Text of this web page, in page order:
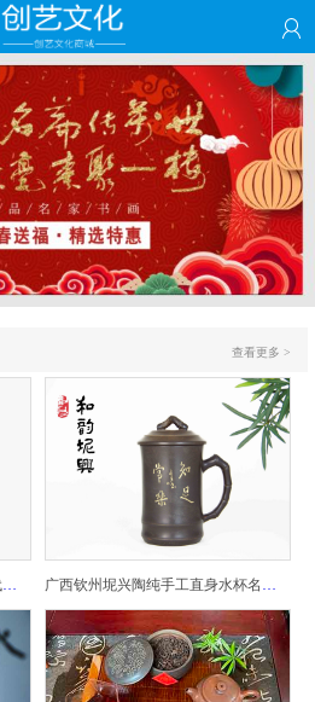
查看更多 >
创艺文化和韵坭兴钦州60—80年代坭兴陶老壶——玉奎壶 广西钦州坭兴陶纯手工直身水杯名家陶瓷大师紫砂建水紫陶